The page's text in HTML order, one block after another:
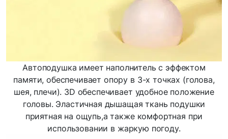
Автоподушка имеет наполнитель с эффектом
памяти, обеспечивает опору в 3-х точках (голова,
шея, плечи). 3D обеспечивает удобное положение
головы. Эластичная дышащая ткань подушки
приятная на ощупь,а также комфортная при
использовании в жаркую погоду.